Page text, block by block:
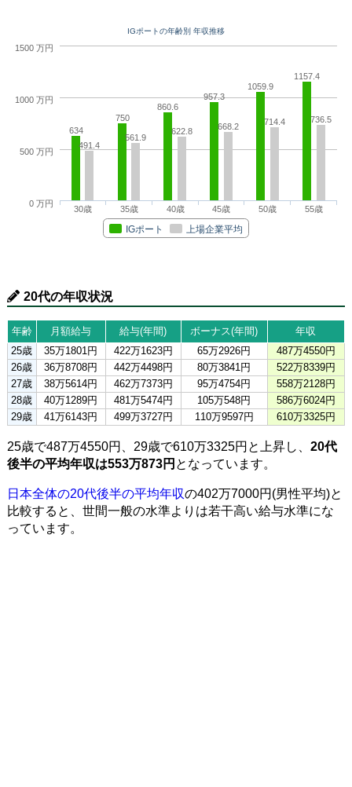
IGポートの年齢別 年収推移
634
750
860.6
957.3
1059.9
1157.4
491.4
561.9
622.8 668.2 714.4 736.5
IGポート 上場企業平均
30歳 35歳 40歳 45歳 50歳 55歳
0 万円
500 万円
1000 万円
1500 万円
20代の年収状況
年齢 月額給与 給与(年間) ボーナス(年間)
年収
25歳
35万1801円 422万1623円 65万2926円
487万4550円
26歳
36万8708円 442万4498円 80万3841円
522万8339円
27歳
38万5614円 462万7373円 95万4754円
558万2128円
28歳
40万1289円 481万5474円 105万548円
586万6024円
29歳
41万6143円 499万3727円 110万9597円 610万3325円
25歳で487万4550円、29歳で610万3325円と上昇し、 20代
後半の平均年収は553万873円 となっています。
日本全体の20代後半の平均年収の402万7000円(男性平均)と
比較すると、世間一般の水準よりは若干高い給与水準にな
っています。